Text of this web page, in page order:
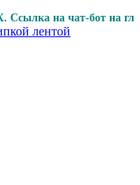
на чат-бот
лентой